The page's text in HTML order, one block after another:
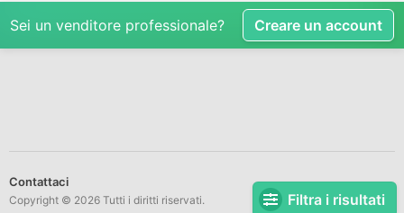
Filtra i risultati
Sei un venditore professionale? Creare un account
Contattaci
Copyright © 2026 Tutti i diritti riservati.